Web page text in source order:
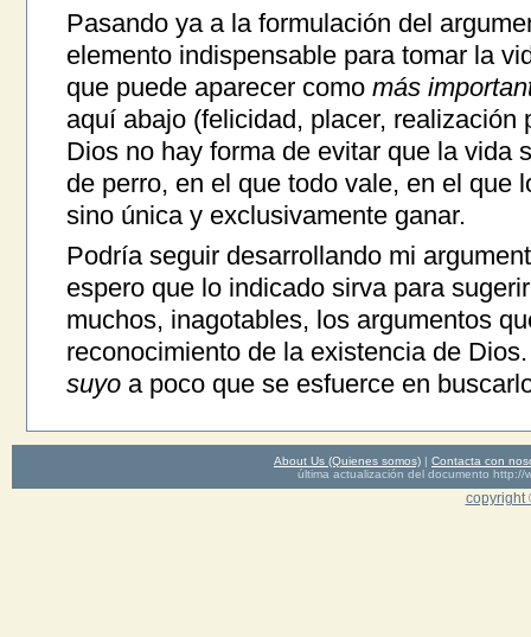
Pasando ya a la formulación del
elemento indispensable para tomar la
que puede aparecer como más
aquí abajo (felicidad, placer, realización
Dios no hay forma de evitar que la vida
de perro, en el que todo vale, en el que
sino única y exclusivamente ganar.
Podría seguir desarrollando mi
espero que lo indicado sirva para
muchos, inagotables, los argumentos
reconocimiento de la existencia de
suyoa poco que se esfuerce en
About Us (Quienes somos) | Contacta con
última actualización del documento http://
copyright